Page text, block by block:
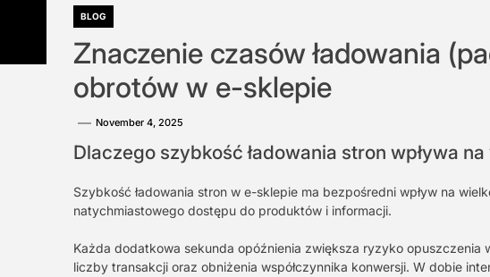
BLOG
Znaczenie czasów ładowania
obrotów w e-sklepie
November 4, 2025
Dlaczego szybkość ładowania stron wpływa
Szybkość ładowania stron w e-sklepie ma bezpośredni wpływ na
natychmiastowego dostępu do produktów i informacji.
Każda dodatkowa sekunda opóźnienia zwiększa ryzyko opuszczenia
liczby transakcji oraz obniżenia współczynnika konwersji. W dobie